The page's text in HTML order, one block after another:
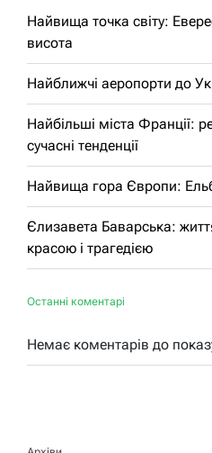
Найвища точка світу:
висота
Найближчі аеропорти до
Найбільші міста Франції:
сучасні тенденції
Найвища гора Європи:
Єлизавета Баварська:
красою і трагедією
Останні коментарі
Немає коментарів до